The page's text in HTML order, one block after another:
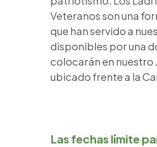
Veteranos son una
que han servido a
disponibles por una
colocarán en nuestro
ubicado frente a la
Las fechas límite